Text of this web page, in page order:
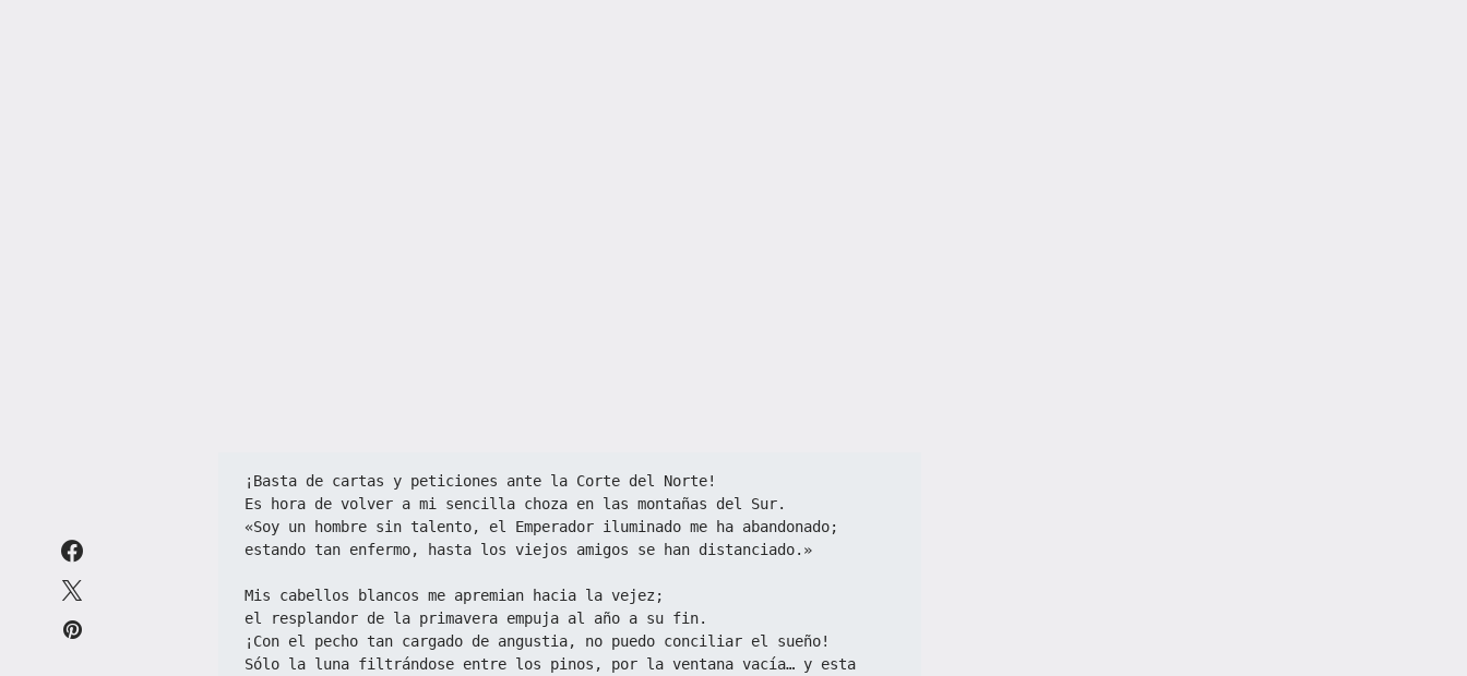
¡Basta de cartas y peticiones ante la Corte del Norte!
Es hora de volver a mi sencilla choza en las montañas del Sur.
«Soy un hombre sin talento, el Emperador iluminado me ha abandonado;
estando tan enfermo, hasta los viejos amigos se han distanciado.»
Mis cabellos blancos me apremian hacia la vejez;
el resplandor de la primavera empuja al año a su fin.
¡Con el pecho tan cargado de angustia, no puedo conciliar el sueño!
Sólo la luna filtrándose entre los pinos, por la ventana vacía… y esta